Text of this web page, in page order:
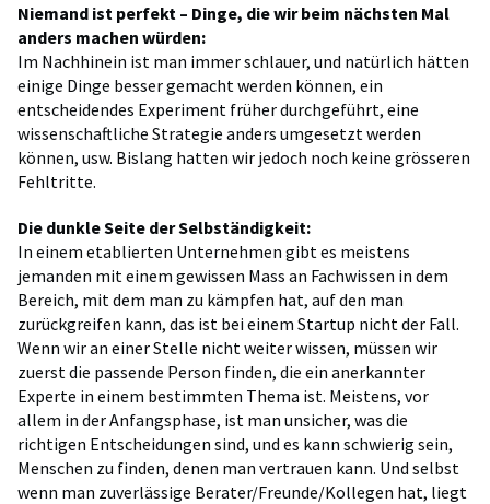
Niemand ist perfekt – Dinge, die wir beim nächsten Mal
anders machen würden:
Im Nachhinein ist man immer schlauer, und natürlich hätten
einige Dinge besser gemacht werden können, ein
entscheidendes Experiment früher durchgeführt, eine
wissenschaftliche Strategie anders umgesetzt werden
können, usw. Bislang hatten wir jedoch noch keine grösseren
Fehltritte.
Die dunkle Seite der Selbständigkeit:
In einem etablierten Unternehmen gibt es meistens
jemanden mit einem gewissen Mass an Fachwissen in dem
Bereich, mit dem man zu kämpfen hat, auf den man
zurückgreifen kann, das ist bei einem Startup nicht der Fall.
Wenn wir an einer Stelle nicht weiter wissen, müssen wir
zuerst die passende Person finden, die ein anerkannter
Experte in einem bestimmten Thema ist. Meistens, vor
allem in der Anfangsphase, ist man unsicher, was die
richtigen Entscheidungen sind, und es kann schwierig sein,
Menschen zu finden, denen man vertrauen kann. Und selbst
wenn man zuverlässige Berater/Freunde/Kollegen hat, liegt